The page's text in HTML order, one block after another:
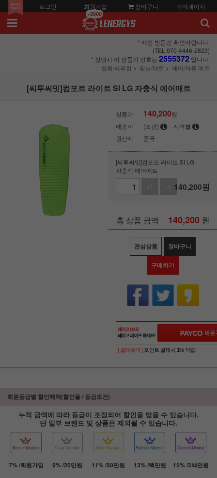
로그인 회원가입
+2000
장바구니 마이페이지
* 매장 방문전 확인바랍니다.
(TEL 070-4446-2823)
* 상담시 이 상품의 번호는 2555372 입니다.
캠핑/백패킹
침낭/매트 에어/자충 매트
[씨투써밋]컴포트 라이트 SI LG 자충식 에어매트
상품가 140,200원
배송비
(조건)
지역별
원산지
중국
[씨투써밋]컴포트 라이트 SI LG
자충식 에어매트
+1
-1 140,200원
총 상품 금액 140,200 원
관심상품 장바구니
구매하기
[ 결제혜택 ] 포인트 결제시 1% 적립!
회원등급별 할인혜택(할인율 / 등급조건)
누적 금액에 따라 등급이 조정되어 할인을 받을 수 있습니다.
단 일부 브랜드 및 상품은 제외될 수 있습니다.
7% /회원가입 9% /20만원 11% /50만원 13% /백만원 15% /3백만원